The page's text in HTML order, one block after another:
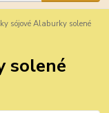
sójové Alaburky solené
solené